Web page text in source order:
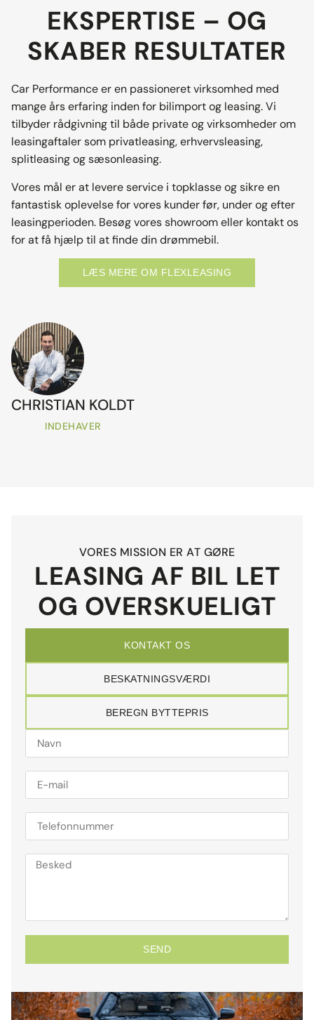
EKSPERTISE – OG
SKABER RESULTATER
Car Performance er en passioneret virksomhed med
mange års erfaring inden for bilimport og leasing. Vi
tilbyder rådgivning til både private og virksomheder om
leasingaftaler som privatleasing, erhvervsleasing,
splitleasing og sæsonleasing.
Vores mål er at levere service i topklasse og sikre en
fantastisk oplevelse for vores kunder før, under og efter
leasingperioden. Besøg vores showroom eller kontakt os
for at få hjælp til at finde din drømmebil.
LÆS MERE OM FLEXLEASING
CHRISTIAN KOLDT
INDEHAVER
VORES MISSION ER AT GØRE
LEASING AF BIL LET
OG OVERSKUELIGT
KONTAKT OS
BESKATNINGSVÆRDI
BEREGN BYTTEPRIS
SEND